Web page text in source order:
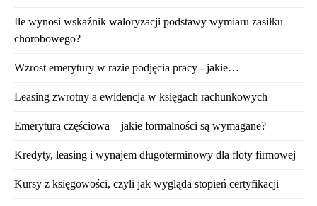
Ile wynosi wskaźnik waloryzacji podstawy wymiaru zasiłku
chorobowego?
Wzrost emerytury w razie podjęcia pracy - jakie…
Leasing zwrotny a ewidencja w księgach rachunkowych
Emerytura częściowa – jakie formalności są wymagane?
Kredyty, leasing i wynajem długoterminowy dla floty firmowej
Kursy z księgowości, czyli jak wygląda stopień certyfikacji